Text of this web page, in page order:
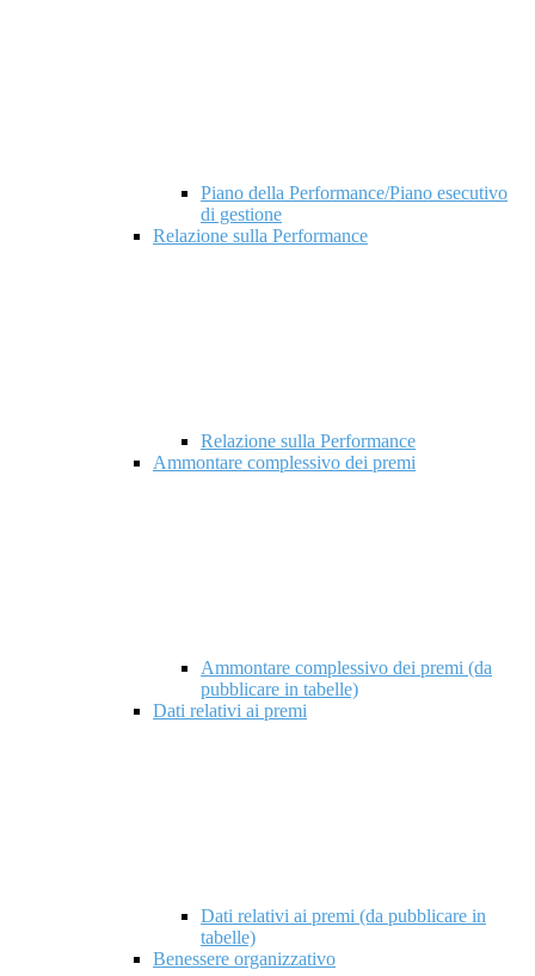
Piano della Performance/Piano esecutivo
di gestione
Relazione sulla Performance
Relazione sulla Performance
Ammontare complessivo dei premi
Ammontare complessivo dei premi (da
pubblicare in tabelle)
Dati relativi ai premi
Dati relativi ai premi (da pubblicare in
tabelle)
Benessere organizzativo